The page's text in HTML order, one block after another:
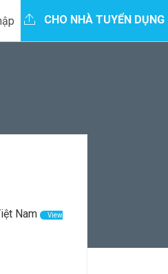
CHO NHÀ TUYỂN DỤNG
Nam View